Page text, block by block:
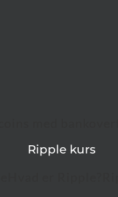
Ripple kurs